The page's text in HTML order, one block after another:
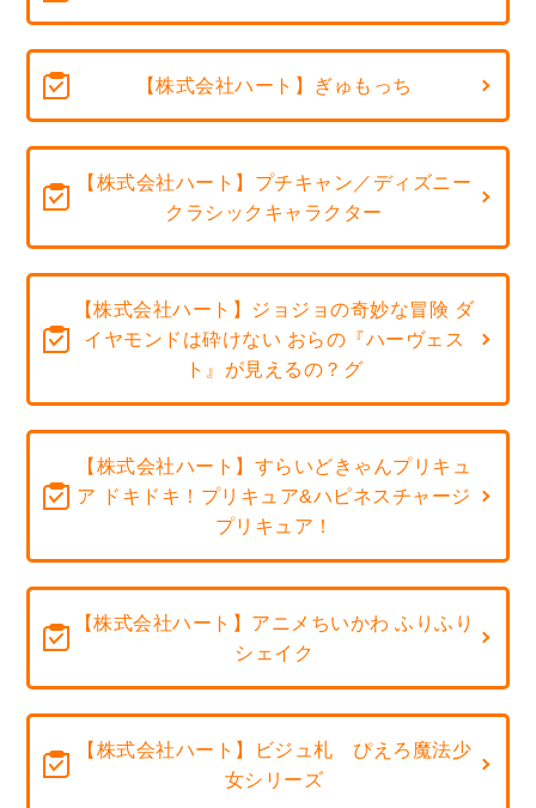
【株式会社ハート】ぎゅもっち
【株式会社ハート】プチキャン／ディズニー
クラシックキャラクター
【株式会社ハート】ジョジョの奇妙な冒険 ダ
イヤモンドは砕けない おらの『ハーヴェス
ト』が見えるの？グ
【株式会社ハート】すらいどきゃんプリキュ
ア ドキドキ！プリキュア&ハピネスチャージ
プリキュア！
【株式会社ハート】アニメちいかわ ふりふり
シェイク
【株式会社ハート】ビジュ札 ぴえろ魔法少
女シリーズ